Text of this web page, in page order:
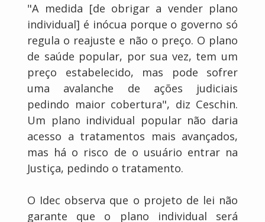
"A medida [de obrigar a vender plano
individual] é inócua porque o governo só
regula o reajuste e não o preço. O plano
de saúde popular, por sua vez, tem um
preço estabelecido, mas pode sofrer
uma avalanche de ações judiciais
pedindo maior cobertura", diz Ceschin.
Um plano individual popular não daria
acesso a tratamentos mais avançados,
mas há o risco de o usuário entrar na
Justiça, pedindo o tratamento.
O Idec observa que o projeto de lei não
garante que o plano individual será